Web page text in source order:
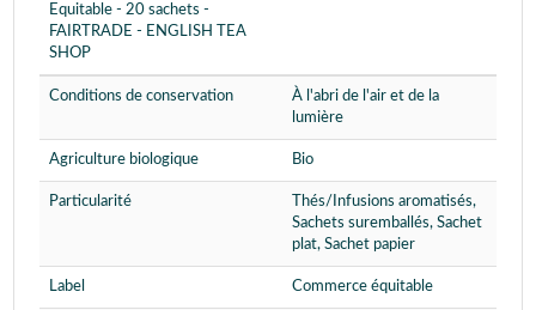
Equitable - 20 sachets -
FAIRTRADE - ENGLISH TEA
SHOP
Conditions de conservation
À l'abri de l'air et de la
lumière
Agriculture biologique Bio
Particularité
Thés/Infusions aromatisés,
Sachets suremballés, Sachet
plat, Sachet papier
Label Commerce équitable